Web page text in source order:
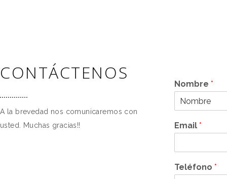
CONTÁCTENOS
A la brevedad nos comunicaremos con
usted. Muchas gracias!!
Nombre *
o
m
e
Email *
Teléfono *